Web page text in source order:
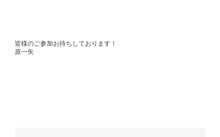
皆様のご参加お待ちしております！
原一矢